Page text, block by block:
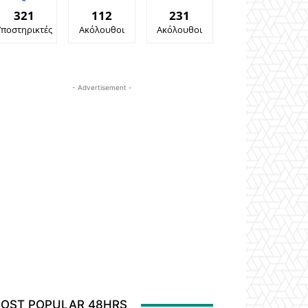
321 112
Ακόλουθοι
231
Ακόλουθοι
- Advertisement -
POPULAR 48HRS